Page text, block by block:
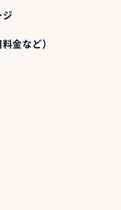
金など）